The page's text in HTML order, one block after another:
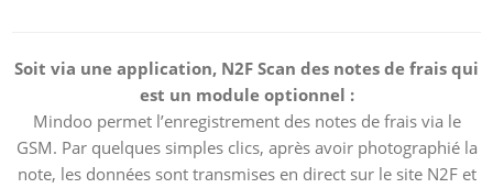
Soit via une application, N2F Scan des notes de frais qui
est un module optionnel :
Mindoo permet l’enregistrement des notes de frais via le
GSM. Par quelques simples clics, après avoir photographié la
note, les données sont transmises en direct sur le site N2F et